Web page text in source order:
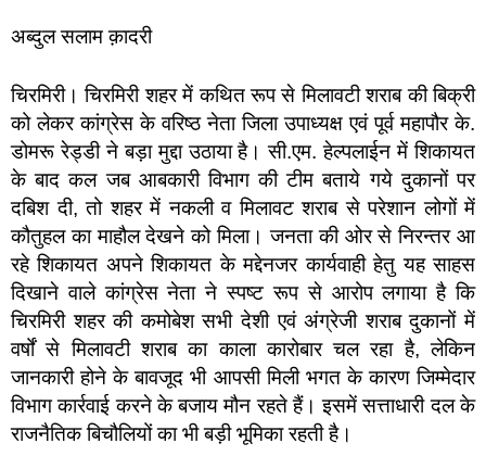
अब्दुल सलाम क़ादरी
चिरमिरी। चिरमिरी शहर में कथित रूप से मिलावटी शराब की बिक्री
को लेकर कांग्रेस के वरिष्ठ नेता जिला उपाध्यक्ष एवं पूर्व महापौर के.
डोमरू रेड्डी ने बड़ा मुद्दा उठाया है। सी.एम. हेल्पलाईन में शिकायत
के बाद कल जब आबकारी विभाग की टीम बताये गये दुकानों पर
दबिश दी, तो शहर में नकली व मिलावट शराब से परेशान लोगों में
कौतुहल का माहौल देखने को मिला। जनता की ओर से निरन्तर आ
रहे शिकायत अपने शिकायत के मद्देनजर कार्यवाही हेतु यह साहस
दिखाने वाले कांग्रेस नेता ने स्पष्ट रूप से आरोप लगाया है कि
चिरमिरी शहर की कमोबेश सभी देशी एवं अंग्रेजी शराब दुकानों में
वर्षों से मिलावटी शराब का काला कारोबार चल रहा है, लेकिन
जानकारी होने के बावजूद भी आपसी मिली भगत के कारण जिम्मेदार
विभाग कार्रवाई करने के बजाय मौन रहते हैं। इसमें सत्ताधारी दल के
राजनैतिक बिचौलियों का भी बड़ी भूमिका रहती है।